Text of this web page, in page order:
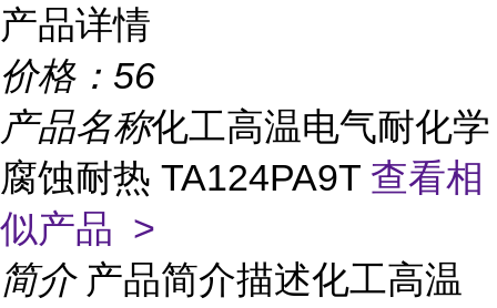
产品详情
价格： 56
产品名称化工高温电气耐化学
腐蚀耐热 TA124PA9T 查看相
似产品 >
简介 产品简介描述化工高温